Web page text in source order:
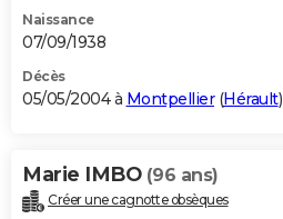
Naissance
07/09/1938
Décès
05/05/2004 à Montpellier(Hérault)
Marie IMBO (96 ans)
Créer une cagnotte obsèques